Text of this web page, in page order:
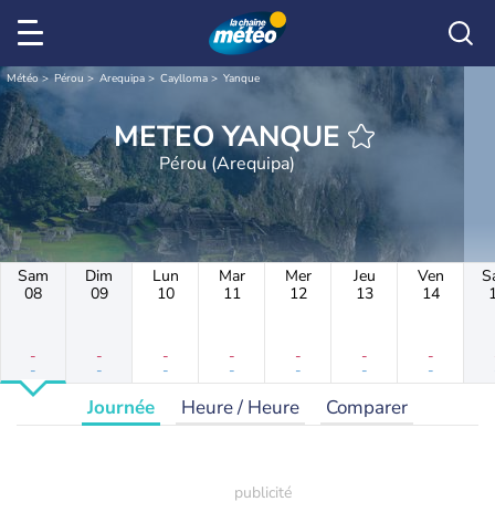
Météo Pérou Arequipa Caylloma Yanque
METEO YANQUE
Pérou (Arequipa)
Sam
08
-
-
Dim
09
-
-
Lun
10
-
-
Mar
11
-
-
Mer
12
-
-
Jeu
13
-
-
Ven
14
-
-
Journée Heure / Heure Comparer